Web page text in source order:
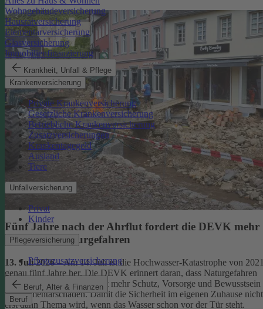
Wohngebäudeversicherung
Hausratversicherung
Elementarversicherung
Glasversicherung
Immobilienfinanzierung
Krankheit, Unfall & Pflege
Krankenversicherung
Private Krankenversicherung
Gesetzliche Krankenversicherung
Betriebliche Krankenversicherung
Zusatzversicherungen
Krankentagegeld
Ausland
Tiere
Unfallversicherung
Privat
Kinder
Pflegeversicherung
Pflegezusatzversicherung
Beruf, Alter & Finanzen
Beruf
Fünf Jahre nach der Ahrflut fordert die DEVK mehr
Schutz vor Naturgefahren
13. Juli 2026– Am 14. Juli ist die Hochwasser-Katastrophe von
genau fünf Jahre her. Die DEVK erinnert daran, dass Naturgefahren
überall drohen – und fordert mehr Schutz, Vorsorge und Bewusstsein
für Elementarschäden. Damit die Sicherheit im eigenen Zuhause nicht
erst dann Thema wird, wenn das Wasser schon vor der Tür steht.